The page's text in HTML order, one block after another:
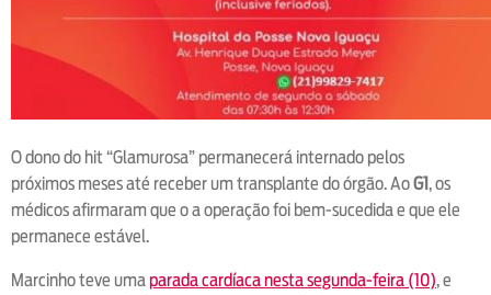
O dono do hit “Glamurosa” permanecerá internado pelos
próximos meses até receber um transplante do órgão. AoG1, os
médicos afirmaram que o a operação foi bem-sucedida e que ele
permanece estável.
Marcinho teve umaparada cardíaca nesta segunda-feira (10), e